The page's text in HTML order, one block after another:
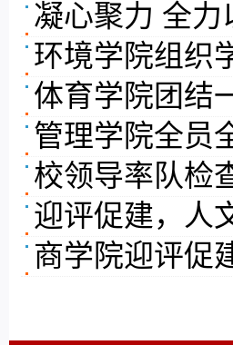
凝心聚力 全
环境学院组织
体育学院团结
管理学院全员
校领导率队检
迎评促建，人
商学院迎评促